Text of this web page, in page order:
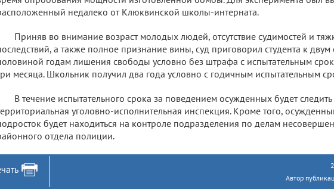
недалеко от Клюквинской школы-интерната.
Приняв во внимание возраст молодых людей, отсутствие судимостей и
а также полное признание вины, суд приговорил студента к двум
годам лишения свободы условно без штрафа с испытательным
месяца. Школьник получил два года условно с годичным испытательным
В течение испытательного срока за поведением осужденных будет следить
уголовно-исполнительная инспекция. Кроме того,
будет находиться на контроле подразделения по делам
отдела полиции.
Автор